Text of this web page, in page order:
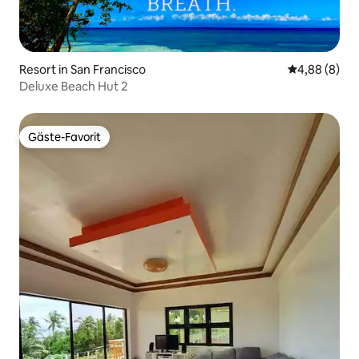
Resort in San Francisco
4,88 (8)
Deluxe Beach Hut 2
Gäste-Favorit
Gäste-Favorit